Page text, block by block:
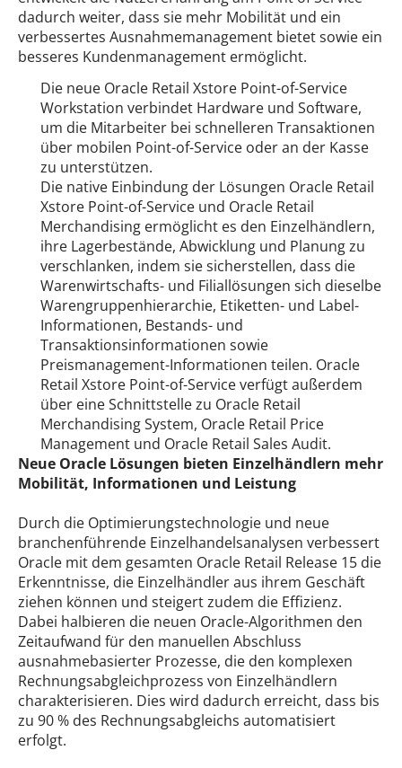
dadurch weiter, dass sie mehr Mobilität und ein
verbessertes Ausnahmemanagement bietet sowie ein
besseres Kundenmanagement ermöglicht.
Die neue Oracle Retail Xstore Point-of-Service
Workstation verbindet Hardware und Software,
um die Mitarbeiter bei schnelleren Transaktionen
über mobilen Point-of-Service oder an der Kasse
zu unterstützen.
Die native Einbindung der Lösungen Oracle Retail
Xstore Point-of-Service und Oracle Retail
Merchandising ermöglicht es den Einzelhändlern,
ihre Lagerbestände, Abwicklung und Planung zu
verschlanken, indem sie sicherstellen, dass die
Warenwirtschafts- und Filiallösungen sich dieselbe
Warengruppenhierarchie, Etiketten- und Label-
Informationen, Bestands- und
Transaktionsinformationen sowie
Preismanagement-Informationen teilen. Oracle
Retail Xstore Point-of-Service verfügt außerdem
über eine Schnittstelle zu Oracle Retail
Merchandising System, Oracle Retail Price
Management und Oracle Retail Sales Audit.
Neue Oracle Lösungen bieten Einzelhändlern mehr
Mobilität, Informationen und Leistung
Durch die Optimierungstechnologie und neue
branchenführende Einzelhandelsanalysen verbessert
Oracle mit dem gesamten Oracle Retail Release 15 die
Erkenntnisse, die Einzelhändler aus ihrem Geschäft
ziehen können und steigert zudem die Effizienz.
Dabei halbieren die neuen Oracle-Algorithmen den
Zeitaufwand für den manuellen Abschluss
ausnahmebasierter Prozesse, die den komplexen
Rechnungsabgleichprozess von Einzelhändlern
charakterisieren. Dies wird dadurch erreicht, dass bis
zu 90 % des Rechnungsabgleichs automatisiert
erfolgt.